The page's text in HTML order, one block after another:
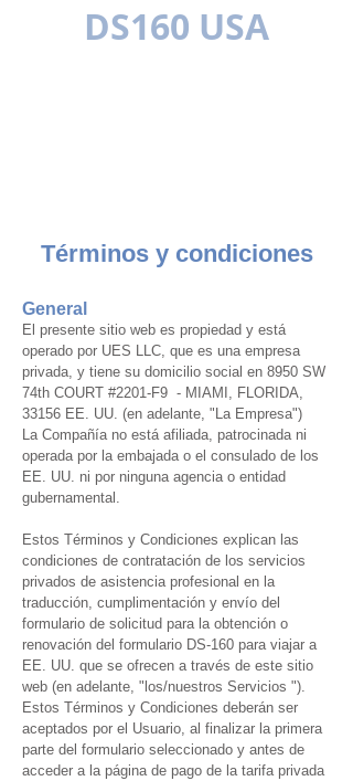
DS160 USA
Términos y condiciones
General
El presente sitio web es propiedad y está
operado por UES LLC, que es una empresa
privada, y tiene su domicilio social en 8950 SW
74th COURT #2201-F9 - MIAMI, FLORIDA,
33156 EE. UU. (en adelante, "La Empresa")
La Compañía no está afiliada, patrocinada ni
operada por la embajada o el consulado de los
EE. UU. ni por ninguna agencia o entidad
gubernamental.
Estos Términos y Condiciones explican las
condiciones de contratación de los servicios
privados de asistencia profesional en la
traducción, cumplimentación y envío del
formulario de solicitud para la obtención o
renovación del formulario DS-160 para viajar a
EE. UU. que se ofrecen a través de este sitio
web (en adelante, "los/nuestros Servicios ").
Estos Términos y Condiciones deberán ser
aceptados por el Usuario, al finalizar la primera
parte del formulario seleccionado y antes de
acceder a la página de pago de la tarifa privada